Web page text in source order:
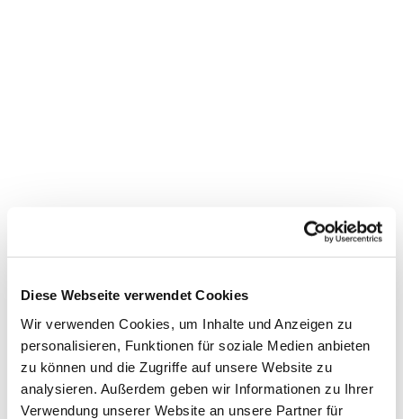
Diese Webseite verwendet Cookies
Wir verwenden Cookies, um Inhalte und Anzeigen zu
personalisieren, Funktionen für soziale Medien anbieten
zu können und die Zugriffe auf unsere Website zu
analysieren. Außerdem geben wir Informationen zu Ihrer
Verwendung unserer Website an unsere Partner für
Dies könnte Sie auch